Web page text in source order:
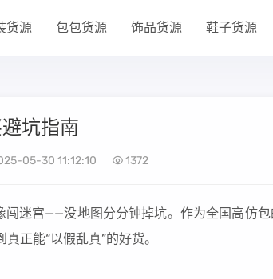
货源 包包货源 饰品货源 鞋子货源
坑指南
05-30 11:12:10 1372
闯迷宫——没地图分分钟掉坑。作为全国高仿
正能“以假乱真”的好货。